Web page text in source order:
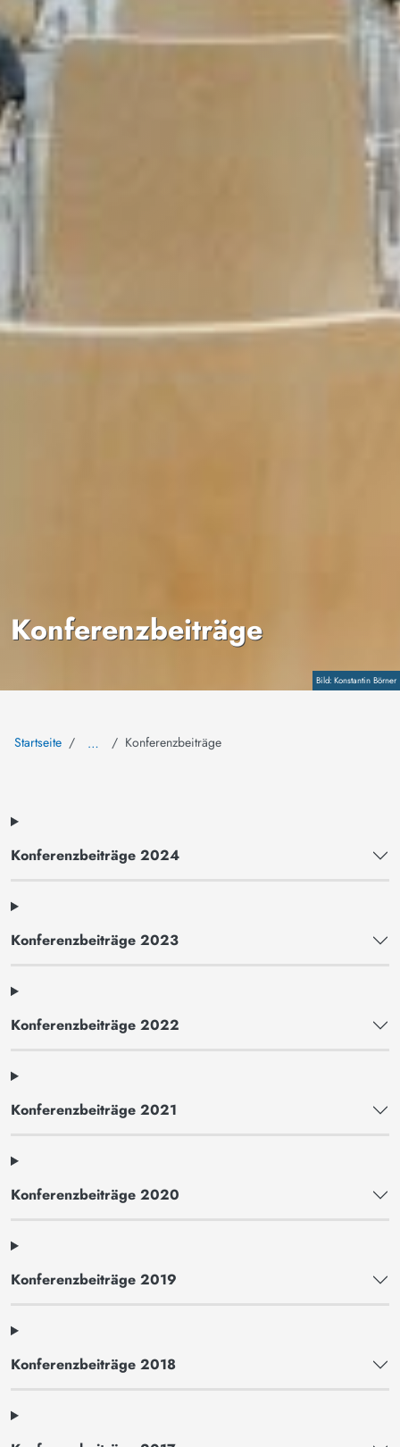
CopyrightKonstantin Börner
Konferenzbeiträge
Startseite … Konferenzbeiträge
Konferenzbeiträge 2024
Konferenzbeiträge 2023
Konferenzbeiträge 2022
Konferenzbeiträge 2021
Konferenzbeiträge 2020
Konferenzbeiträge 2019
Konferenzbeiträge 2018